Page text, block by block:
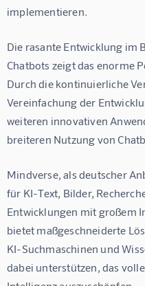
implementieren.
Die rasante Entwicklung im
Chatbots zeigt das enorme
Durch die kontinuierliche
Vereinfachung der
weiteren innovativen
breiteren Nutzung von
Mindverse, als deutscher
für KI-Text, Bilder,
Entwicklungen mit großem
bietet maßgeschneiderte
KI-Suchmaschinen und
dabei unterstützen, das